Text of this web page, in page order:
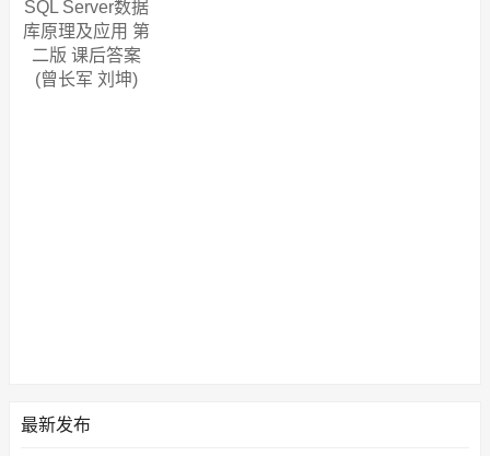
SQL Server数据
库原理及应用 第
二版 课后答案
(曾长军 刘坤)
最新发布